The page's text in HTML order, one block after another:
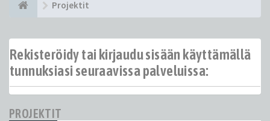
Projektit
Rekisteröidy tai kirjaudu sisään käyttämällä
tunnuksiasi seuraavissa palveluissa:
PROJEKTIT